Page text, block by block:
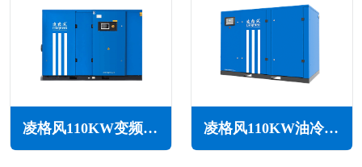
凌格风110KW变频低压空压机LSV LP系列 凌格风110KW油冷永磁变频空压机LSH系列